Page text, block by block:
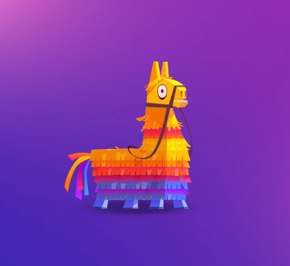
#3 Gala Premilor Literare
Bookzone 2025